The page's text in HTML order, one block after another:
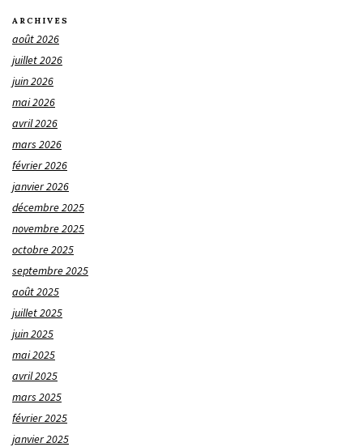
ARCHIVES
août 2026
juillet 2026
juin 2026
mai 2026
avril 2026
mars 2026
février 2026
janvier 2026
décembre 2025
novembre 2025
octobre 2025
septembre 2025
août 2025
juillet 2025
juin 2025
mai 2025
avril 2025
mars 2025
février 2025
janvier 2025